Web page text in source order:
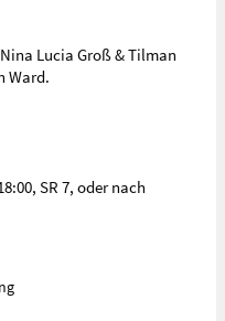
Lucia Groß & Tilman
Ward.
SR 7, oder nach